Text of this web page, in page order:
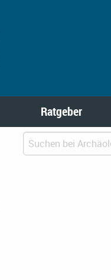
Ratgeber